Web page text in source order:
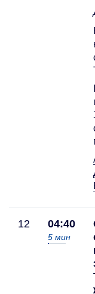
12 04:40
5 мин